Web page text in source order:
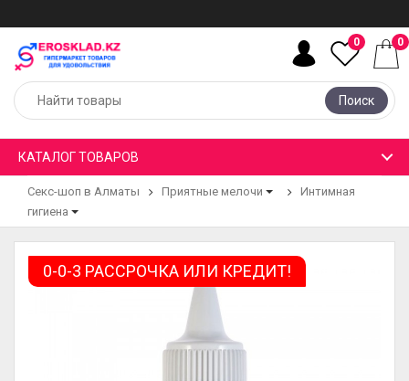
Поиск
0 0
КАТАЛОГ ТОВАРОВ
Секс-шоп в Алматы Приятные мелочи
Интимная
гигиена
0-0-3 РАССРОЧКА ИЛИ КРЕДИТ!